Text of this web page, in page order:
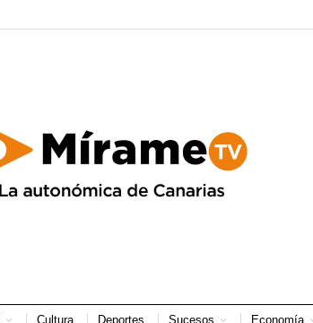
Cultura Deportes Sucesos Economía